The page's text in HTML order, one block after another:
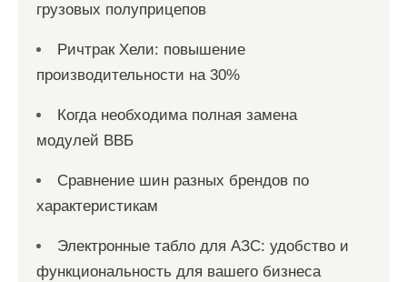
грузовых полуприцепов
Ричтрак Хели: повышение
производительности на 30%
Когда необходима полная замена
модулей ВВБ
Сравнение шин разных брендов по
характеристикам
Электронные табло для АЗС: удобство и
функциональность для вашего бизнеса